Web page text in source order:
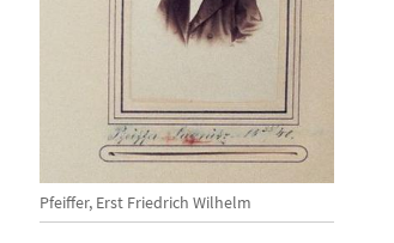
Pfeiffer, Erst Friedrich Wilhelm